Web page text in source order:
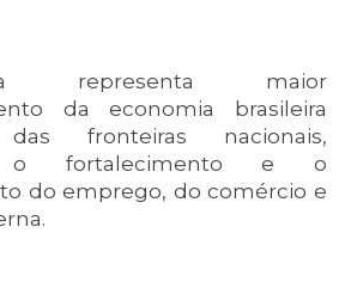
representa maior
da economia brasileira
fronteiras nacionais,
o fortalecimento e o
do emprego, do comércio e